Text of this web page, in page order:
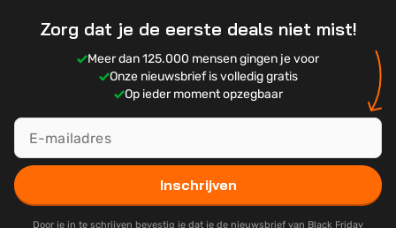
Zorg dat je de eerste deals niet mist!
Meer dan 125.000 mensen gingen je voor
Onze nieuwsbrief is volledig gratis
Op ieder moment opzegbaar
Inschrijven
Door je in te schrijven bevestig je dat je de nieuwsbrief van Black Friday